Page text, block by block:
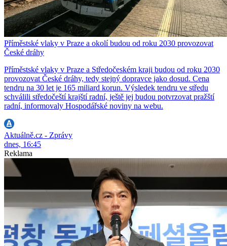
Příměstské vlaky v Praze a okolí budou od roku 2030 provozovat
České dráhy
Příměstské vlaky v Praze a Středočeském kraji budou od roku 2030
provozovat České dráhy, tedy stejný dopravce jako dosud. Cena
tendru na 30 let je 165 miliard korun. Výsledek tendru ve středu
schválili středočeští krajští radní, ještě jej budou potvrzovat pražští
radní, informovaly Hospodářské noviny na webu.
Aktuálně.cz - Zprávy
dnes, 16:45
Reklama